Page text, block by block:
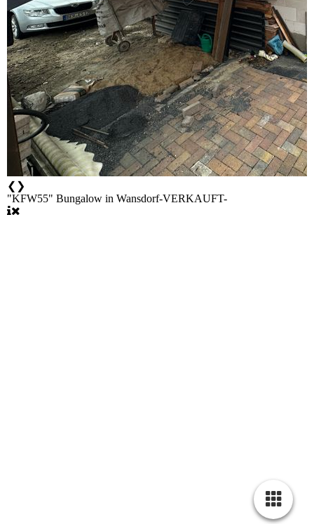
❮ ❯
"KFW55" Bungalow in Wansdorf-VERKAUFT-